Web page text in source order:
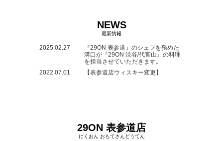
NEWS
最新情報
2025.02.27
『29ON 表参道』のシェフを務めた
溝口が『29ON 渋谷/代官山』の料理
を担当させていただきます。
2022.07.01
【表参道店ウィスキー変更】
29ON 表参道店
にくおん おもてさんどうてん